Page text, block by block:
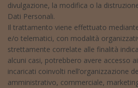
divulgazione, la modifica o la
Dati Personali.
Il trattamento viene effettuato
e/o telematici, con modalità
strettamente correlate alle finalità
alcuni casi, potrebbero avere accesso
incaricati coinvolti nell’organizzazione
amministrativo, commerciale,